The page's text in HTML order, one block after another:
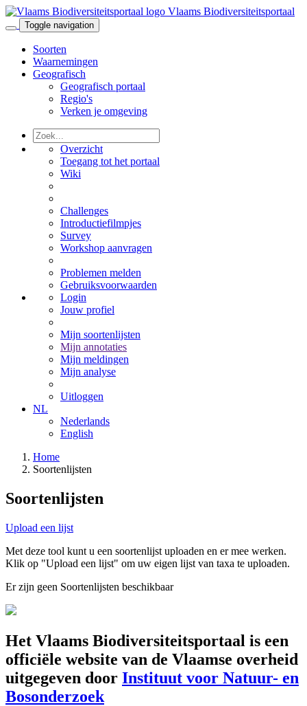
Vlaams Biodiversiteitsportaal
Toggle navigation
Soorten
Waarnemingen
Geografisch
Geografisch portaal
Regio's
Verken je omgeving
Overzicht
Toegang tot het portaal
Wiki
Challenges
Introductiefilmpjes
Survey
Workshop aanvragen
Problemen melden
Gebruiksvoorwaarden
Login
Jouw profiel
Mijn soortenlijsten
Mijn annotaties
Mijn meldingen
Mijn analyse
Uitloggen
NL
Nederlands
English
Home
Soortenlijsten
Soortenlijsten
Upload een lijst
Met deze tool kunt u een soortenlijst uploaden en er mee werken.
Klik op "Upload een lijst" om uw eigen lijst van taxa te uploaden.
Er zijn geen Soortenlijsten beschikbaar
Het Vlaams Biodiversiteitsportaal is een
officiële website van de Vlaamse overheid
uitgegeven door Instituut voor Natuur- en
Bosonderzoek